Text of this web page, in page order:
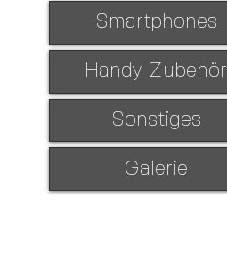
Smartphones
Handy Zubehör
Sonstiges
Galerie